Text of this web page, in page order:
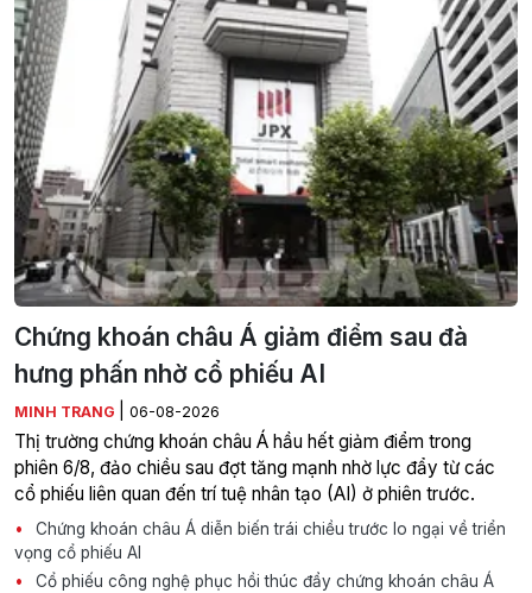
Chứng khoán châu Á giảm điểm sau đà
hưng phấn nhờ cổ phiếu AI
MINH TRANG 06-08-2026
Thị trường chứng khoán châu Á hầu hết giảm điểm trong
phiên 6/8, đảo chiều sau đợt tăng mạnh nhờ lực đẩy từ các
cổ phiếu liên quan đến trí tuệ nhân tạo (AI) ở phiên trước.
Chứng khoán châu Á diễn biến trái chiều trước lo ngại về triển
vọng cổ phiếu AI
Cổ phiếu công nghệ phục hồi thúc đẩy chứng khoán châu Á